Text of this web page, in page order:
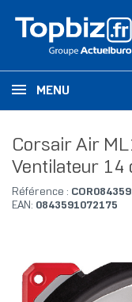
MENU
Corsair Air
Ventilateur 14
Référence :
EAN: 0843591072175